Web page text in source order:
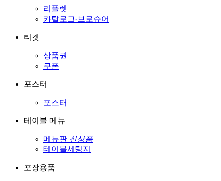
리플렛
카탈로그·브로슈어
티켓
상품권
쿠폰
포스터
포스터
테이블 메뉴
메뉴판 신상품
테이블세팅지
포장용품